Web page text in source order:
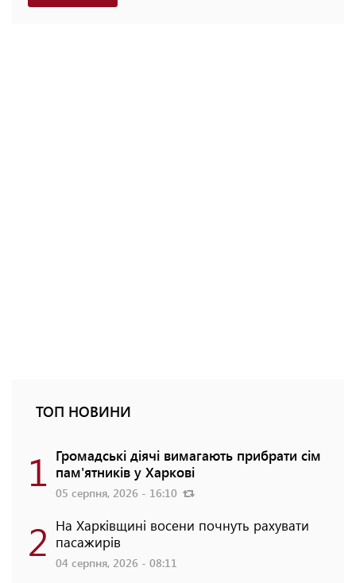
ТОП НОВИНИ
1 Громадські діячі вимагають прибрати сім
пам'ятників у Харкові
05 серпня, 2026 - 16:10
2 На Харківщині восени почнуть рахувати
пасажирів
04 серпня, 2026 - 08:11